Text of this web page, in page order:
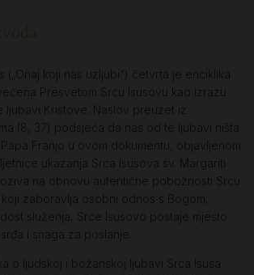
(„Onaj koji nas uzljubi“) četvrta je enciklika
Presvetom Srcu Isusovu kao izrazu
ljubavi Kristove. Naslov preuzet iz
(8, 37) podsjeća da nas od te ljubavi ništa
Franjo u ovom dokumentu, objavljenom
ukazanja Srca Isusova sv. Margariti
na obnovu autentične pobožnosti Srcu
zaboravlja osobni odnos s Bogom,
služenja, Srce Isusovo postaje mjesto
i snaga za poslanje.
o ljudskoj i božanskoj ljubavi Srca Isusa